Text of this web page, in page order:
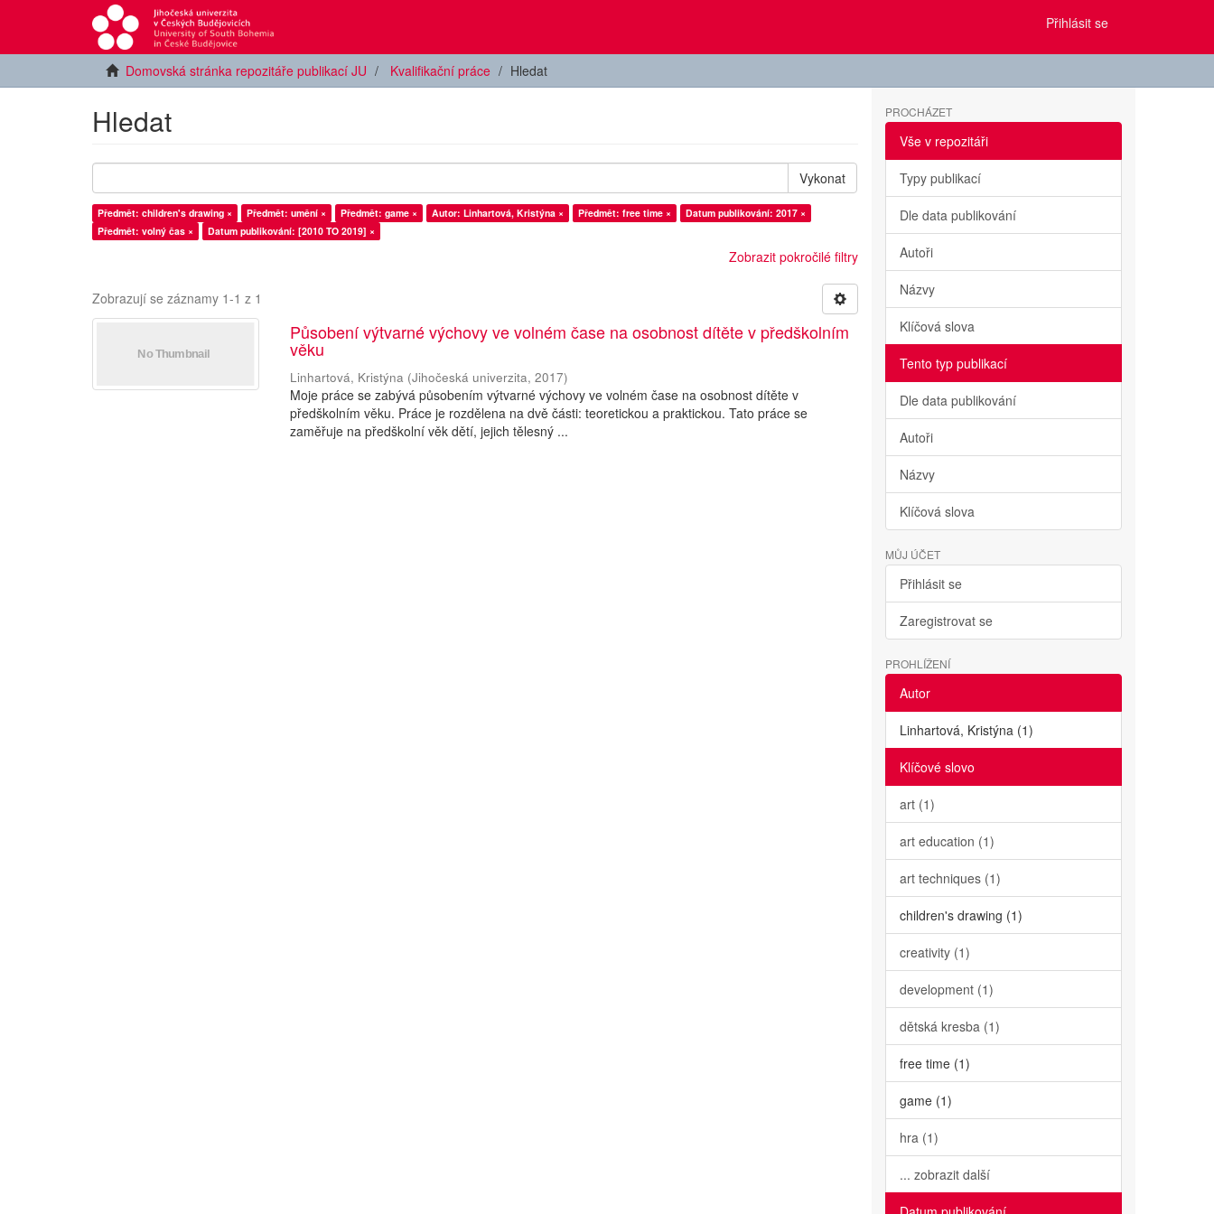
Přihlásit se
Domovská stránka repozitáře publikací JU Kvalifikační práce Hledat
Hledat
Vykonat
Předmět: children's drawing × Předmět: umění × Předmět: game × Autor: Linhartová, Kristýna × Předmět: free time ×
Datum publikování: 2017 ×
Předmět: volný čas ×
Datum publikování: [2010 TO 2019] ×
Zobrazit pokročilé filtry
Zobrazují se záznamy 1-1 z 1
Působení výtvarné výchovy ve volném čase na osobnost dítěte v předškolním
věku
Linhartová, Kristýna (Jihočeská univerzita,2017)
Moje práce se zabývá působením výtvarné výchovy ve volném čase na osobnost dítěte v
předškolním věku. Práce je rozdělena na dvě části: teoretickou a praktickou. Tato práce se
zaměřuje na předškolní věk dětí, jejich tělesný ...
PROCHÁZET
Vše v repozitáři
Typy publikací
Dle data publikování
Autoři
Názvy
Klíčová slova
Tento typ publikací
Dle data publikování
Autoři
Názvy
Klíčová slova
MŮJ ÚČET
Přihlásit se
Zaregistrovat se
PROHLÍŽENÍ
Autor
Linhartová, Kristýna (1)
Klíčové slovo
art (1)
art education (1)
art techniques (1)
children's drawing (1)
creativity (1)
development (1)
dětská kresba (1)
free time (1)
game (1)
hra (1)
... zobrazit další